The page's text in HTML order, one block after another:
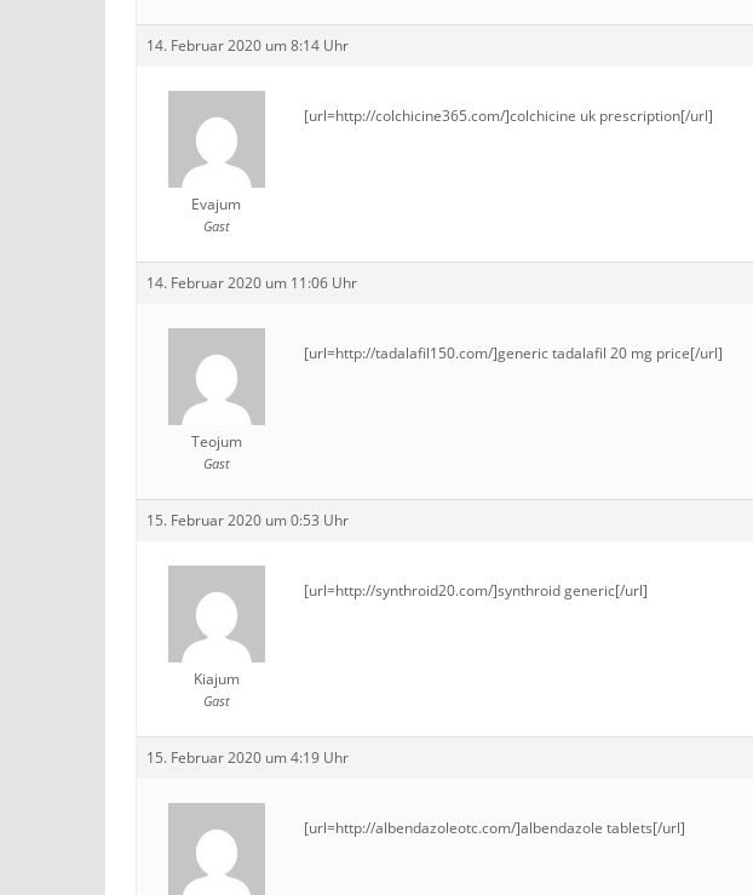
14. Februar 2020 um 8:14 Uhr
Evajum
Gast
[url=http://colchicine365.com/]colchicine uk prescription[/url]
14. Februar 2020 um 11:06 Uhr
Teojum
Gast
[url=http://tadalafil150.com/]generic tadalafil 20 mg price[/url]
15. Februar 2020 um 0:53 Uhr
Kiajum
Gast
[url=http://synthroid20.com/]synthroid generic[/url]
15. Februar 2020 um 4:19 Uhr
[url=http://albendazoleotc.com/]albendazole tablets[/url]